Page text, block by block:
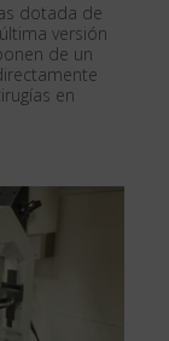
dotada de
versión
de un
en